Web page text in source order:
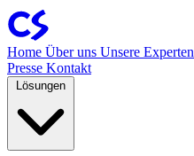
Home Über uns Unsere Experten
Presse Kontakt
Lösungen